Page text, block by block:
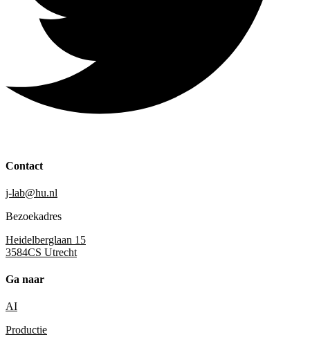
Contact
j-lab@hu.nl
Bezoekadres
Heidelberglaan 15
3584CS Utrecht
Ga naar
AI
Productie